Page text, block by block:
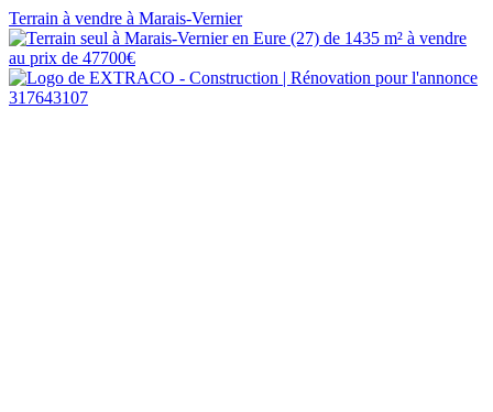
Terrain à vendre à Marais-Vernier